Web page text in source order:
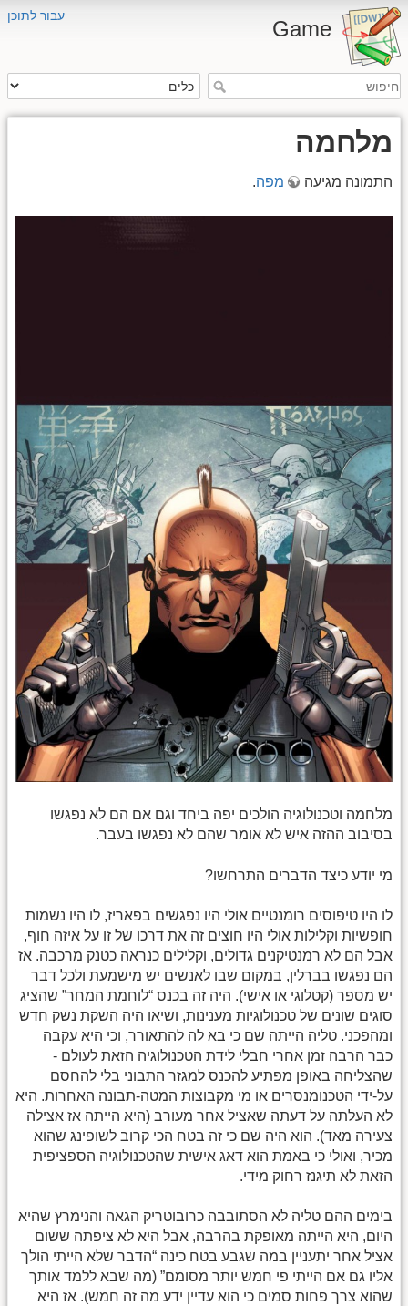
עבור לתוכן
Game
מלחמה
התמונה מגיעה מפה.
מלחמה וטכנולוגיה הולכים יפה ביחד וגם אם הם לא נפגשו
בסיבוב ההזה איש לא אומר שהם לא נפגשו בעבר.
מי יודע כיצד הדברים התרחשו?
לו היו טיפוסים רומנטיים אולי היו נפגשים בפאריז, לו היו נשמות
חופשיות וקלילות אולי היו חוצים זה את דרכו של זו על איזה חוף,
אבל הם לא רמנטיקנים גדולים, וקלילים כנראה כטנק מרכבה. אז
הם נפגשו בברלין, במקום שבו לאנשים יש מישמעת ולכל דבר
יש מספר (קטלוגי או אישי). היה זה בכנס “לוחמת המחר” שהציג
סוגים שונים של טכנולוגיות מענינות, ושיאו היה השקת נשק חדש
ומהפכני. טליה הייתה שם כי בא לה להתאורר, וכי היא עקבה
כבר הרבה זמן אחרי חבלי לידת הטכנולוגיה הזאת לעולם -
שהצליחה באופן מפתיע להכנס למגזר התבוני בלי להחסם
על-ידי הטכנומנסרים או מי מקבוצות המטה-תבונה האחרות. היא
לא העלתה על דעתה שאציל אחר מעורב (היא הייתה אז אצילה
צעירה מאד). הוא היה שם כי זה בטח הכי קרוב לשופינג שהוא
מכיר, ואולי כי באמת הוא דאג אישית שהטכנולוגיה הספציפית
הזאת לא תיגנז רחוק מידי.
בימים ההם טליה לא הסתובבה כרובוטריק הגאה והנימרץ שהיא
היום, היא הייתה מאופקת בהרבה, אבל היא לא ציפתה ששום
אציל אחר יתעניין במה שגבע בטח כינה “הדבר שלא הייתי הולך
אליו גם אם הייתי פי חמש יותר מסומם” (מה שבא ללמד אותך
שהוא צרך פחות סמים כי הוא עדיין ידע מה זה חמש). אז היא